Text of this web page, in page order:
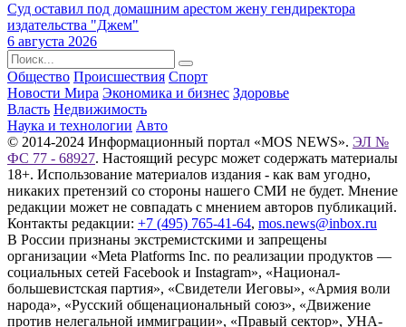
Суд оставил под домашним арестом жену гендиректора
издательства "Джем"
6 августа 2026
Общество Происшествия Спорт
Новости Мира Экономика и бизнес Здоровье
Власть Недвижимость
Наука и технологии Авто
© 2014-2024 Информационный портал «MOS NEWS». ЭЛ №
ФС 77 - 68927. Настоящий ресурс может содержать материалы
18+. Использование материалов издания - как вам угодно,
никаких претензий со стороны нашего СМИ не будет. Мнение
редакции может не совпадать с мнением авторов публикаций.
Контакты редакции: +7 (495) 765-41-64, mos.news@inbox.ru
В России признаны экстремистскими и запрещены
организации «Meta Platforms Inc. по реализации продуктов —
социальных сетей Facebook и Instagram», «Национал-
большевистская партия», «Свидетели Иеговы», «Армия воли
народа», «Русский общенациональный союз», «Движение
против нелегальной иммиграции», «Правый сектор», УНА-